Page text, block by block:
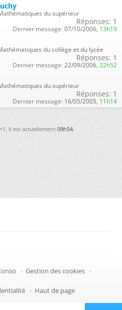
du supérieur
Réponses: 1
Dernier message: 07/10/2006, 13h19
du collège et du lycée
Réponses: 1
Dernier message: 22/09/2006, 22h52
du supérieur
Réponses: 1
Dernier message: 16/05/2005, 11h14
Il est actuellement09h54.
- Gestion des cookies -
- Haut de page